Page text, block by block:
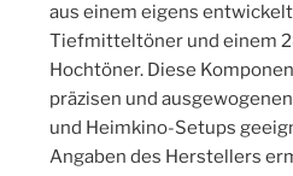
aus einem eigens
Tiefmitteltöner und einem
Hochtöner. Diese
präzisen und
und Heimkino-Setups
Angaben des Herstellers